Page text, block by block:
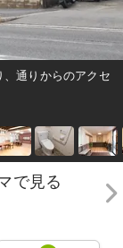
通りからのアクセ
で見る